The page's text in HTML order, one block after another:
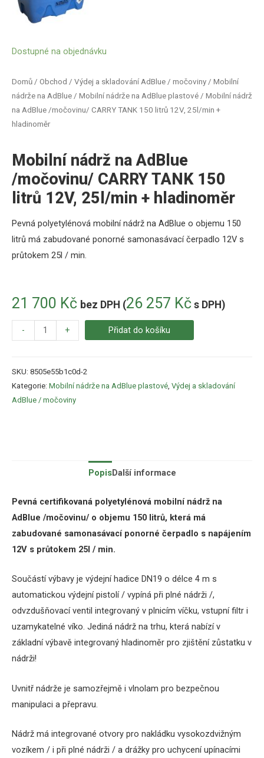
Domů / Obchod / Výdej a skladování AdBlue / močoviny / Mobilní
nádrže na AdBlue / Mobilní nádrže na AdBlue plastové / Mobilní nádrž
na AdBlue /močovinu/ CARRY TANK 150 litrů 12V, 25l/min +
hladinoměr
Mobilní nádrž na AdBlue
/močovinu/ CARRY TANK 150
litrů 12V, 25l/min + hladinoměr
21 700 Kč bez DPH (26 257 Kč s DPH)
Pevná polyetylénová mobilní nádrž na AdBlue o objemu 150
litrů má zabudované ponorné samonasávací čerpadlo 12V s
průtokem 25l / min.
Dostupné na objednávku
- + Přidat do košíku
SKU: 8505e55b1c0d-2
Kategorie: Mobilní nádrže na AdBlue plastové, Výdej a skladování
AdBlue / močoviny
PopisDalší informace
Pevná certifikovaná polyetylénová mobilní nádrž na
AdBlue /močovinu/ o objemu 150 litrů, která má
zabudované samonasávací ponorné čerpadlo s napájením
12V s průtokem 25l / min.
Součástí výbavy je výdejní hadice DN19 o délce 4 m s
automatickou výdejní pistolí / vypíná při plné nádrži /,
odvzdušňovací ventil integrovaný v plnicím víčku, vstupní filtr i
uzamykatelné víko. Jediná nádrž na trhu, která nabízí v
základní výbavě integrovaný hladinoměr pro zjištění zůstatku v
nádrži!
Uvnitř nádrže je samozřejmě i vlnolam pro bezpečnou
manipulaci a přepravu.
Nádrž má integrované otvory pro nakládku vysokozdvižným
vozíkem / i při plné nádrži / a drážky pro uchycení upínacími